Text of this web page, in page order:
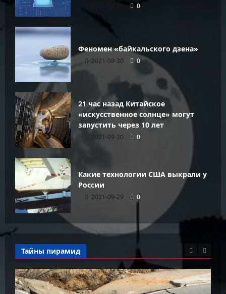
2021-09-30 0
Феномен «байкальского дзена»
2021-09-30 0
21 час назад Китайское
«искусственное солнце» могут
запустить через 10 лет
2021-09-30 0
Какие технологии США выкрали у
России
2021-09-29 0
Тайны пирамид